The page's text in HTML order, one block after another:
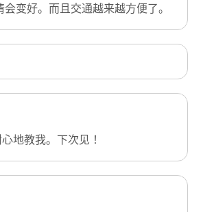
变好。而且交通越来越方便了。
地教我。下次见！